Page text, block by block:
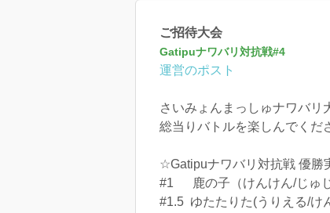
ご招待大会
Gatipuナワバリ対抗戦#4
運営のポスト
さいみょんまっしゅナワバリ
総当りバトルを楽しんでくだ
☆Gatipuナワバリ対抗戦 優勝
#1 鹿の子（けんけん/じゅじ
#1.5 ゆたたりた(うりえる/け